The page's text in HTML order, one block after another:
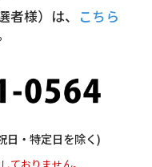
)
スタイル
ご負担。
様）は、
こちら
日・特定日を除く)
ておりません。